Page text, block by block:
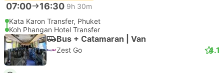
07:00 16:30 9h 30m
Kata Karon Transfer, Phuket
Koh Phangan Hotel Transfer
Bus + Catamaran | Van
Zest Go 4.1